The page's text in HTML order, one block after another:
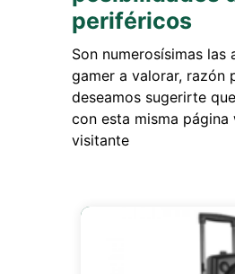
periféricos
Son numerosísimas las
gamer a valorar, razón
deseamos sugerirte
con esta misma página
visitante